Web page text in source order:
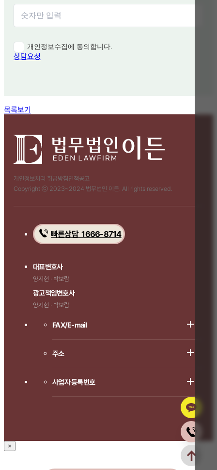
개인정보수집에 동의합니다.
상담요청
목록보기
개인정보처리 취급방침면책공고
Copyright ⓒ 2023~2024 법무법인 이든. All rights reserved.
빠른상담 1666-8714
대표변호사
양지현 · 박보람
광고책임변호사
양지현 · 박보람
FAX/E-mail
주소
사업자 등록번호
×